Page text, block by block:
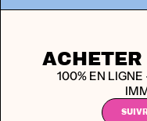
100% EN